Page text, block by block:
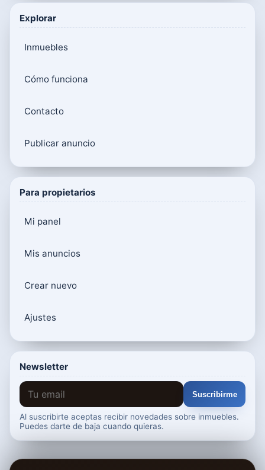
Explorar
Inmuebles
Cómo funciona
Contacto
Publicar anuncio
Para propietarios
Mi panel
Mis anuncios
Crear nuevo
Ajustes
Newsletter
Suscribirme
Al suscribirte aceptas recibir novedades sobre inmuebles.
Puedes darte de baja cuando quieras.